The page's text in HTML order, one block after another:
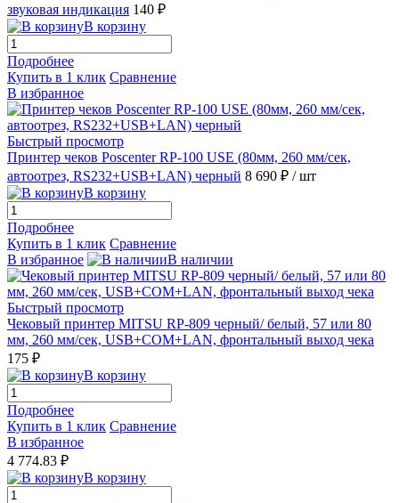
звуковая индикация 140 ₽
В корзину
Подробнее
Купить в 1 клик Сравнение
В избранное
Быстрый просмотр
Принтер чеков Poscenter RP-100 USE (80мм, 260 мм/сек,
автоотрез, RS232+USB+LAN) черный 8 690 ₽ / шт
В корзину
Подробнее
Купить в 1 клик Сравнение
В избранное
В наличии
Быстрый просмотр
Чековый принтер MITSU RP-809 черный/ белый, 57 или 80
мм, 260 мм/сек, USB+COM+LAN, фронтальный выход чека
175 ₽
В корзину
Подробнее
Купить в 1 клик Сравнение
В избранное
4 774.83 ₽
В корзину